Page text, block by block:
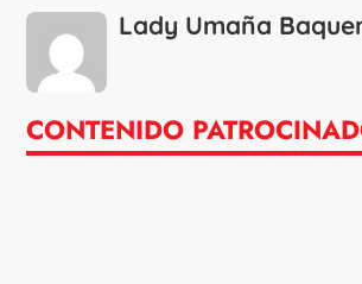
Lady Umaña
CONTENIDO